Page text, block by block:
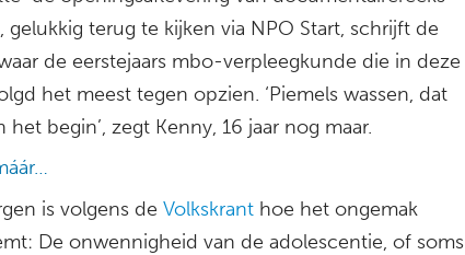
gelukkig terug te kijken via NPO Start, schrijft de
de eerstejaars mbo-verpleegkunde die in deze
het meest tegen opzien. ‘Piemels wassen, dat
het begin’, zegt Kenny, 16 jaar nog maar.
is volgens de Volkskrant hoe het ongemak
De onwennigheid van de adolescentie, of soms